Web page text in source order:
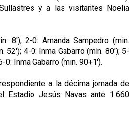
y a las visitantes Noelia
8'); 2-0: Amanda Sampedro (min.
52'); 4-0: Inma Gabarro (min. 80'); 5-
Inma Gabarro (min. 90+1').
a la décima jornada de
Estadio Jesús Navas ante 1.660